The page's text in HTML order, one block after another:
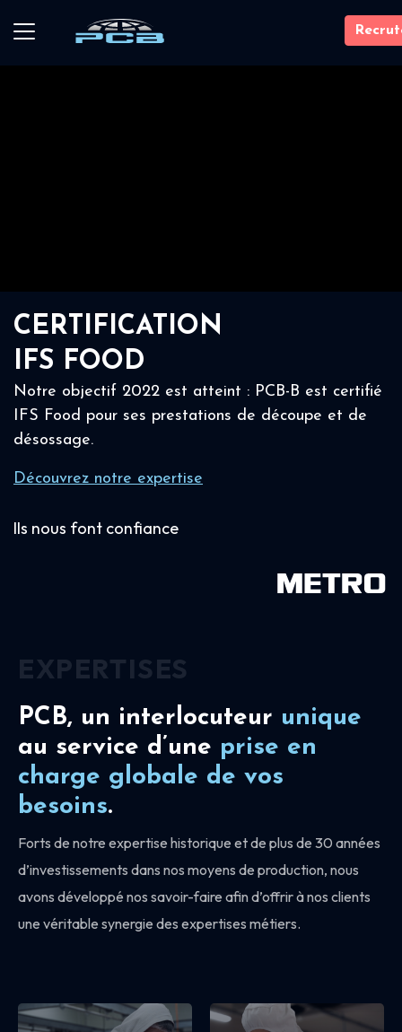
CERTIFICATION
IFS FOOD
Notre objectif 2022 est atteint : PCB-B est certifié
IFS Food pour ses prestations de découpe et de
désossage.
Découvrez notre expertise
Ils nous font confiance
PCB, un interlocuteur unique
au service d’une prise en
charge globale de vos
besoins.
Forts de notre expertise historique et de plus de 30 années
d’investissements dans nos moyens de production, nous
avons développé nos savoir-faire afin d’offrir à nos clients
une véritable synergie des expertises métiers.
EXPERTISES